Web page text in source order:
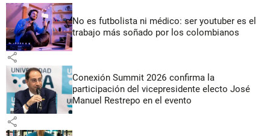
No es futbolista ni médico: ser youtuber es el
trabajo más soñado por los colombianos
share
Conexión Summit 2026 confirma la
participación del vicepresidente electo José
Manuel Restrepo en el evento
share